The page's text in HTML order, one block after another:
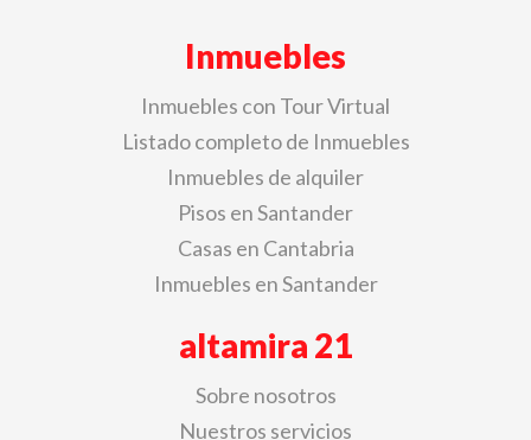
Inmuebles
Inmuebles con Tour Virtual
Listado completo de Inmuebles
Inmuebles de alquiler
Pisos en Santander
Casas en Cantabria
Inmuebles en Santander
altamira 21
Sobre nosotros
Nuestros servicios